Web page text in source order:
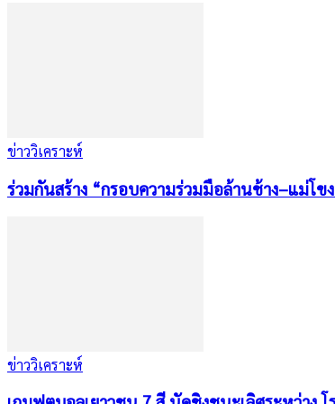
ข่าววิเคราะห์
ร่วมกันสร้าง “กรอบความร่วมมือล้านช้าง–แม่โ
ข่าววิเคราะห์